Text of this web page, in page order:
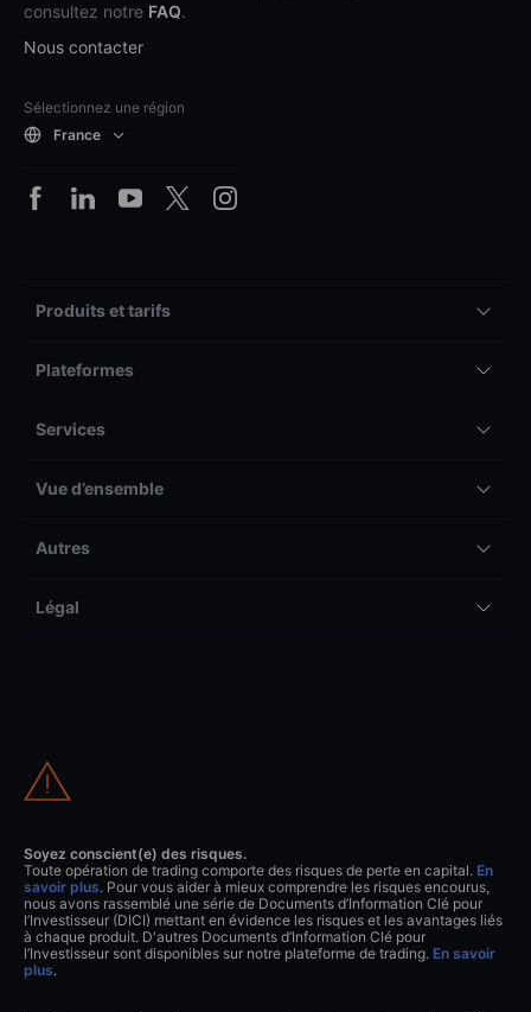
consultez notre FAQ.
Nous contacter
Sélectionnez une région
France
Produits et tarifs
Plateformes
Services
Vue d’ensemble
Autres
Légal
Soyez conscient(e) des risques.
Toute opération de trading comporte des risques de perte en capital. En
savoir plus. Pour vous aider à mieux comprendre les risques encourus,
nous avons rassemblé une série de Documents d’Information Clé pour
l’Investisseur (DICI) mettant en évidence les risques et les avantages liés
à chaque produit. D'autres Documents d’Information Clé pour
l’Investisseur sont disponibles sur notre plateforme de trading. En savoir
plus.